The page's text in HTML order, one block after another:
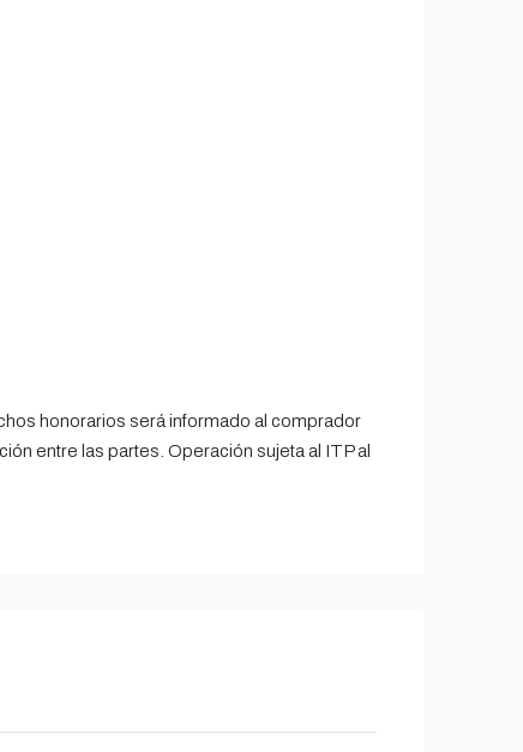
honorarios será informado al comprador
entre las partes. Operación sujeta al ITP al